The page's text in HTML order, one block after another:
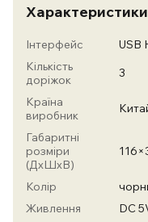
Характеристики
Інтерфейс
USB
Кількість
доріжок
3
Країна
виробник
Габаритні
розміри
(ДхШхВ)
Колір
Живлення
DC